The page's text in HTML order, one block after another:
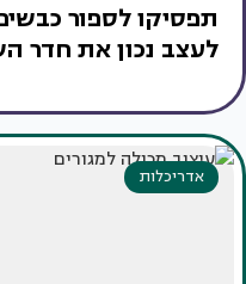
תפסיקו לספור
לעצב נכון את חדר
אדריכלות